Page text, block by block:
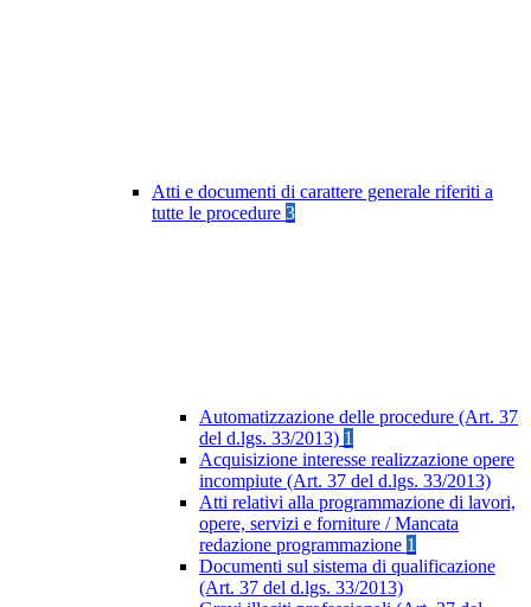
Atti e documenti di carattere generale riferiti a
tutte le procedure 3
Automatizzazione delle procedure (Art. 37
del d.lgs. 33/2013) 1
Acquisizione interesse realizzazione opere
incompiute (Art. 37 del d.lgs. 33/2013)
Atti relativi alla programmazione di lavori,
opere, servizi e forniture / Mancata
redazione programmazione 1
Documenti sul sistema di qualificazione
(Art. 37 del d.lgs. 33/2013)